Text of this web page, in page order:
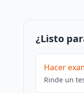
¿Listo
Hacer
Rinde un